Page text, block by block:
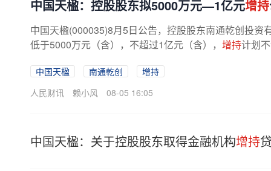
中国天楹：控股股东拟5000万元—1亿元增持
中国天楹(000035)8月5日公告，控股股东南通乾创投资
低于5000万元（含），不超过1亿元（含）， 增持计划
中国天楹 南通乾创
增持
人民财讯
赖小风 08-05 16:05
中国天楹：关于控股股东取得金融机构增持